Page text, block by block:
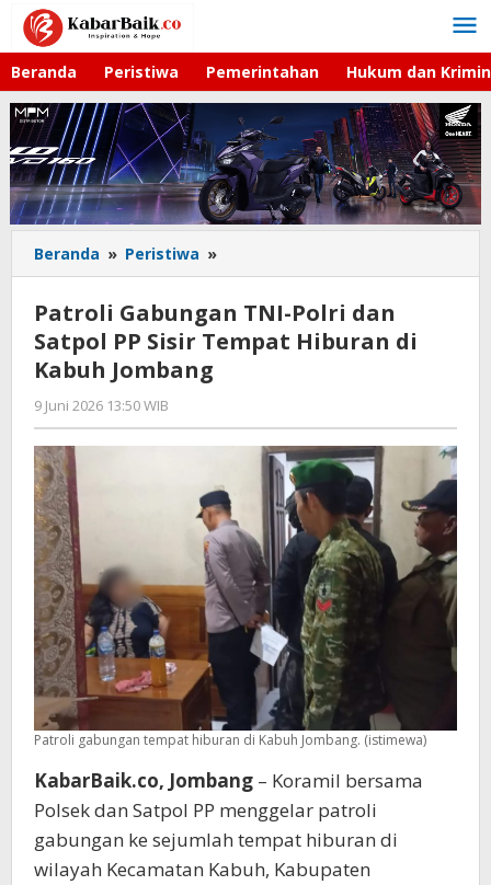
Lewati
konten
Beranda Peristiwa Pemerintahan Hukum dan
Beranda » Peristiwa »
Gabungan
Polri
dan
Hiburan
di
Kabuh
Jombang
Patroli Gabungan TNI-Polri dan
Satpol PP Sisir Tempat Hiburan di
Kabuh Jombang
9 Juni 2026 13:50 WIB
Gagah
Saputra
Patroli gabungan tempat hiburan di Kabuh Jombang. (istimewa)
KabarBaik.co, Jombang – Koramil bersama
Polsek dan Satpol PP menggelar patroli
gabungan ke sejumlah tempat hiburan di
wilayah Kecamatan Kabuh, Kabupaten